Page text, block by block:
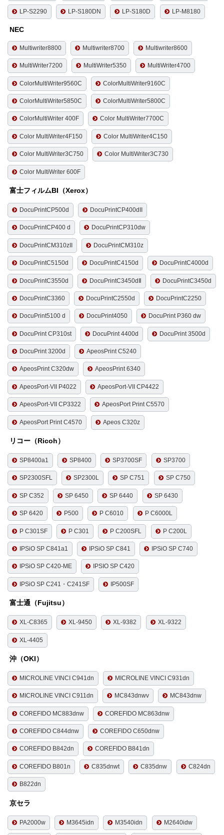
LP-S2290 LP-S180DN LP-S180D LP-M8180
NEC
Multiwriter8800 Multiwriter8700 Multiwriter8600
MultiWriter7200 MultiWriter5350 MultiWriter4700
ColorMultiWriter9560C ColorMultiWriter9160C
ColorMultiWriter5850C ColorMultiWriter5800C
ColorMultiWriter 400F Color MultiWriter7700C
Color MultiWriter4F150 Color MultiWriter4C150
Color MultiWriter3C750 Color MultiWriter3C730
Color MultiWriter 600F
富士フィルムBI（Xerox）
DocuPrintCP500d DocuPrintCP400dII
DocuPrintCP400 d DocuPrintCP310dw
DocuPrintCM310zII DocuPrintCM310z
DocuPrintC5150d DocuPrintC4150d DocuPrintC4000d
DocuPrintC3550d DocuPrintC3450dⅡ DocuPrintC3450d
DocuPrintC3360 DocuPrintC2550d DocuPrintC2250
DocuPrint5100 d DocuPrint4050 DocuPrint P360 dw
DocuPrint CP310st DocuPrint 4400d DocuPrint 3500d
DocuPrint 3200d ApeosPrint C5240
ApeosPrint C320dw ApeosPrint 6340
ApeosPort-VII P4022 ApeosPort-VII CP4422
ApeosPort-VII CP3322 ApeosPort Print C5570
ApeosPort Print C4570 Apeos C320z
リコー（Ricoh）
SP8400a1 SP8400 SP3700SF SP3700
SP2300SFL SP2300L SP C751 SP C750
SP C352 SP 6450 SP 6440 SP 6430
SP 6420 P500 P C6010 P C6000L
P C301SF P C301 P C200SFL P C200L
IPSiO SP C841a1 IPSiO SP C841 IPSiO SP C740
IPSiO SP C420-ME IPSIO SP C420
IPSiO SP C241・C241SF IP500SF
富士通（Fujitsu）
XL-C8365 XL-9450 XL-9382 XL-9322
XL-4405
沖（OKI）
MICROLINE VINCI C941dn MICROLINE VINCI C931dn
MICROLINE VINCI C911dn MC843dnwv MC843dnw
COREFIDO MC883dnw COREFIDO MC863dnw
COREFIDO C844dnw COREFIDO C650dnw
COREFIDO B842dn COREFIDO B841dn
COREFIDO B801n C835dnwt C835dnw C824dn
B822dn
京セラ
PA2000w M3645idn M3540idn M2640idw